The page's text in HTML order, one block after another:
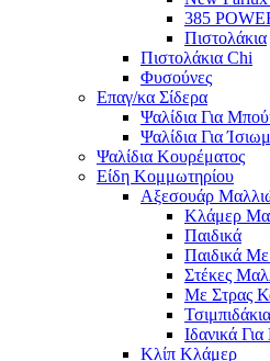
385
Πιστολάκια
Πιστολάκια Chi
Φυσούνες
Επαγ/κα Σίδερα
Ψαλίδια Για
Ψαλίδια Για
Ψαλίδια Κουρέματος
Είδη Κομμωτηρίου
Αξεσουάρ
Κλάμερ
Παιδικά
Παιδικά
Στέκες
Με Στρας
Ιδανικά
Κλίπ Κλάμερ